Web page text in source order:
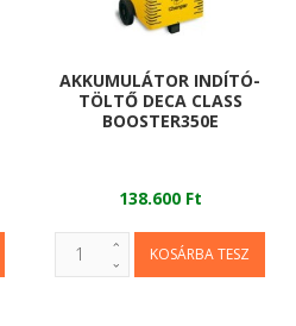
AKKUMULÁTOR INDÍTÓ-
TÖLTŐ DECA CLASS
BOOSTER350E
138.600 Ft